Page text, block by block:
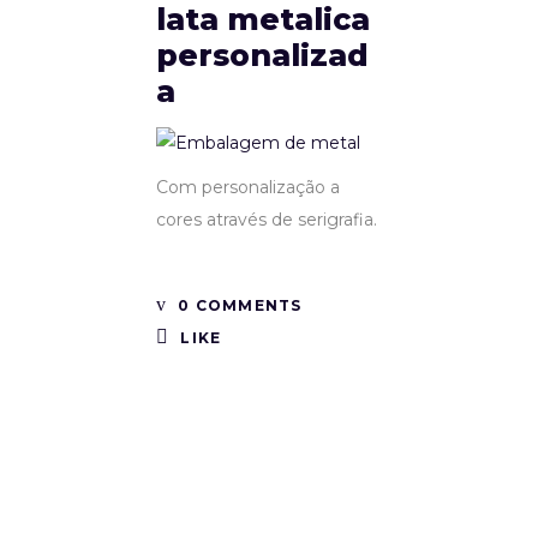
lata metalica
personalizad
a
Com personalização a
cores através de serigrafia.
0 COMMENTS
LIKE